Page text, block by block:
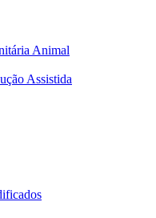
Animal
Assistida